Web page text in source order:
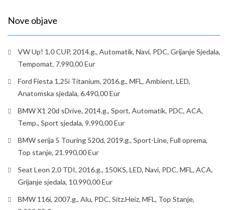
Nove objave
VW Up! 1,0 CUP, 2014.g., Automatik, Navi, PDC, Grijanje Sjedala,
Tempomat, 7.990,00 Eur
Ford Fiesta 1,25i Titanium, 2016.g., MFL, Ambient, LED,
Anatomska sjedala, 6.490,00 Eur
BMW X1 20d sDrive, 2014.g., Sport, Automatik, PDC, ACA,
Temp., Sport sjedala, 9.990,00 Eur
BMW serija 5 Touring 520d, 2019.g., Sport-Line, Full oprema,
Top stanje, 21.990,00 Eur
Seat Leon 2,0 TDI, 2016.g., 150KS, LED, Navi, PDC, MFL, ACA,
Grijanje sjedala, 10.990,00 Eur
BMW 116i, 2007.g., Alu, PDC, Sitz.Heiz, MFL, Top Stanje,